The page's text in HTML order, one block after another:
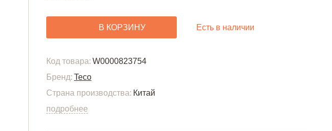
В КОРЗИНУ Есть в наличии
Код товара: W0000823754
Бренд: Teco
Страна производства: Китай
подробнее